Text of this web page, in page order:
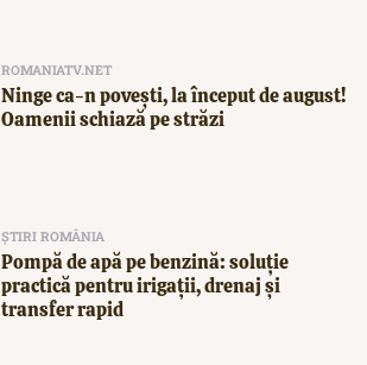
ROMANIATV.NET
Ninge ca-n povești, la început de august!
Oamenii schiază pe străzi
ȘTIRI ROMÂNIA
Pompă de apă pe benzină: soluție
practică pentru irigații, drenaj și
transfer rapid